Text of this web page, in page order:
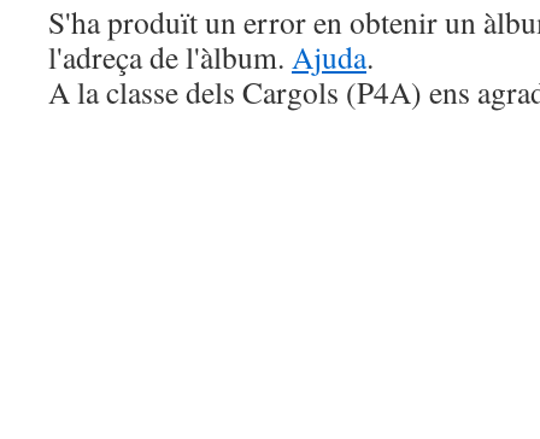
S'ha produït un error en obtenir un
l'adreça de l'àlbum. Ajuda.
A la classe dels Cargols (P4A) ens